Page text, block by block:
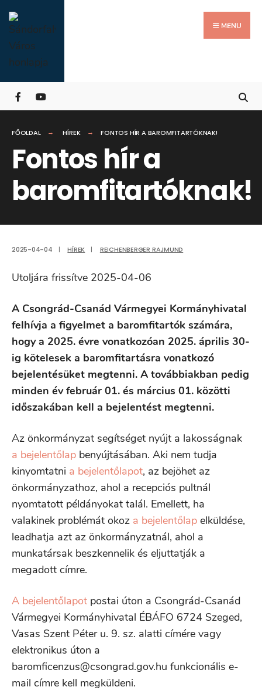
Skip
to
content
MENU
FŐOLDAL HÍREK FONTOS HÍR A BAROMFITARTÓKNAK!
Fontos hír a
baromfitartóknak!
2025-04-04 | HÍREK | REICHENBERGER RAJMUND
Utoljára frissítve 2025-04-06
A Csongrád-Csanád Vármegyei Kormányhivatal
felhívja a figyelmet a baromfitartók számára,
hogy a 2025. évre vonatkozóan 2025. április 30-
ig kötelesek a baromfitartásra vonatkozó
bejelentésüket megtenni. A továbbiakban pedig
minden év február 01. és március 01. közötti
időszakában kell a bejelentést megtenni.
Az önkormányzat segítséget nyújt a lakosságnak
a bejelentőlap benyújtásában. Aki nem tudja
kinyomtatni a bejelentőlapot, az bejöhet az
önkormányzathoz, ahol a recepciós pultnál
nyomtatott példányokat talál. Emellett, ha
valakinek problémát okoz a bejelentőlap elküldése,
leadhatja azt az önkormányzatnál, ahol a
munkatársak beszkennelik és eljuttatják a
megadott címre.
A bejelentőlapot postai úton a Csongrád-Csanád
Vármegyei Kormányhivatal ÉBÁFO 6724 Szeged,
Vasas Szent Péter u. 9. sz. alatti címére vagy
elektronikus úton a
baromficenzus@csongrad.gov.hu funkcionális e-
mail címre kell megküldeni.
for:
Close